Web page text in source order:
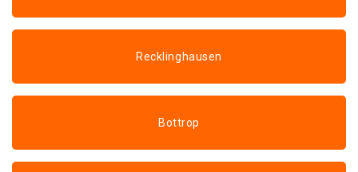
Recklinghausen
Bottrop